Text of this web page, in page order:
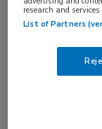
met ernstig,
tevens
eosinofiel
In de ANDHI-
ernstig
research and
List of Partners